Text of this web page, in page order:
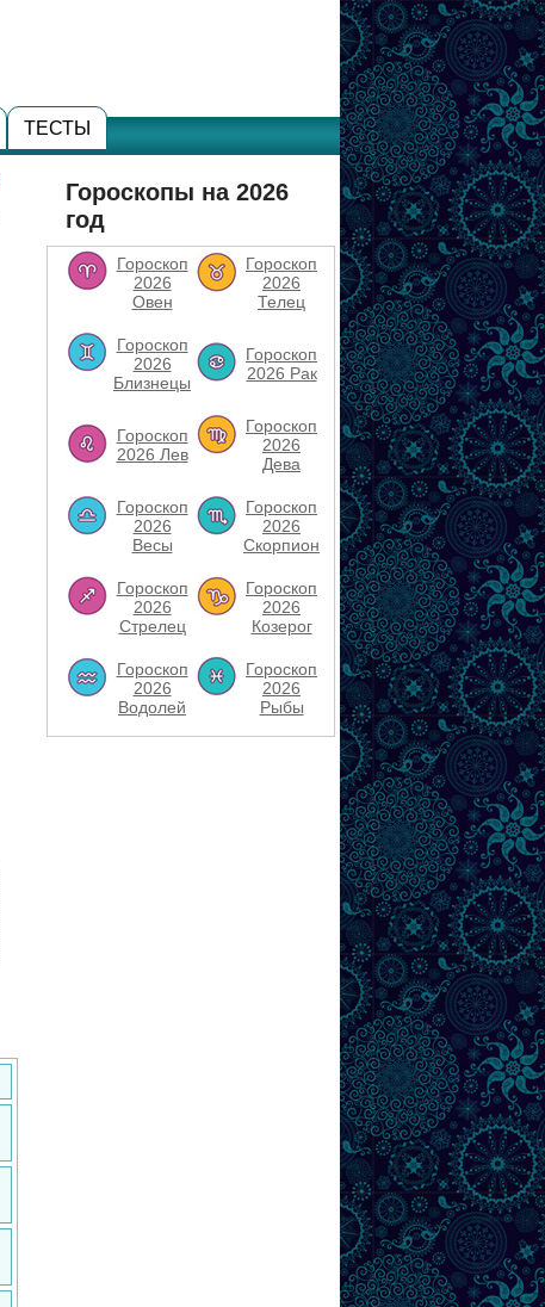
ТЕСТЫ
Гороскопы на 2026
год
Гороскоп
2026
Овен
Гороскоп
2026
Телец
Гороскоп
2026
Близнецы
Гороскоп
2026 Рак
Гороскоп
2026 Лев
Гороскоп
2026
Дева
Гороскоп
2026
Весы
Гороскоп
2026
Скорпион
Гороскоп
2026
Стрелец
Гороскоп
2026
Козерог
Гороскоп
2026
Водолей
Гороскоп
2026
Рыбы